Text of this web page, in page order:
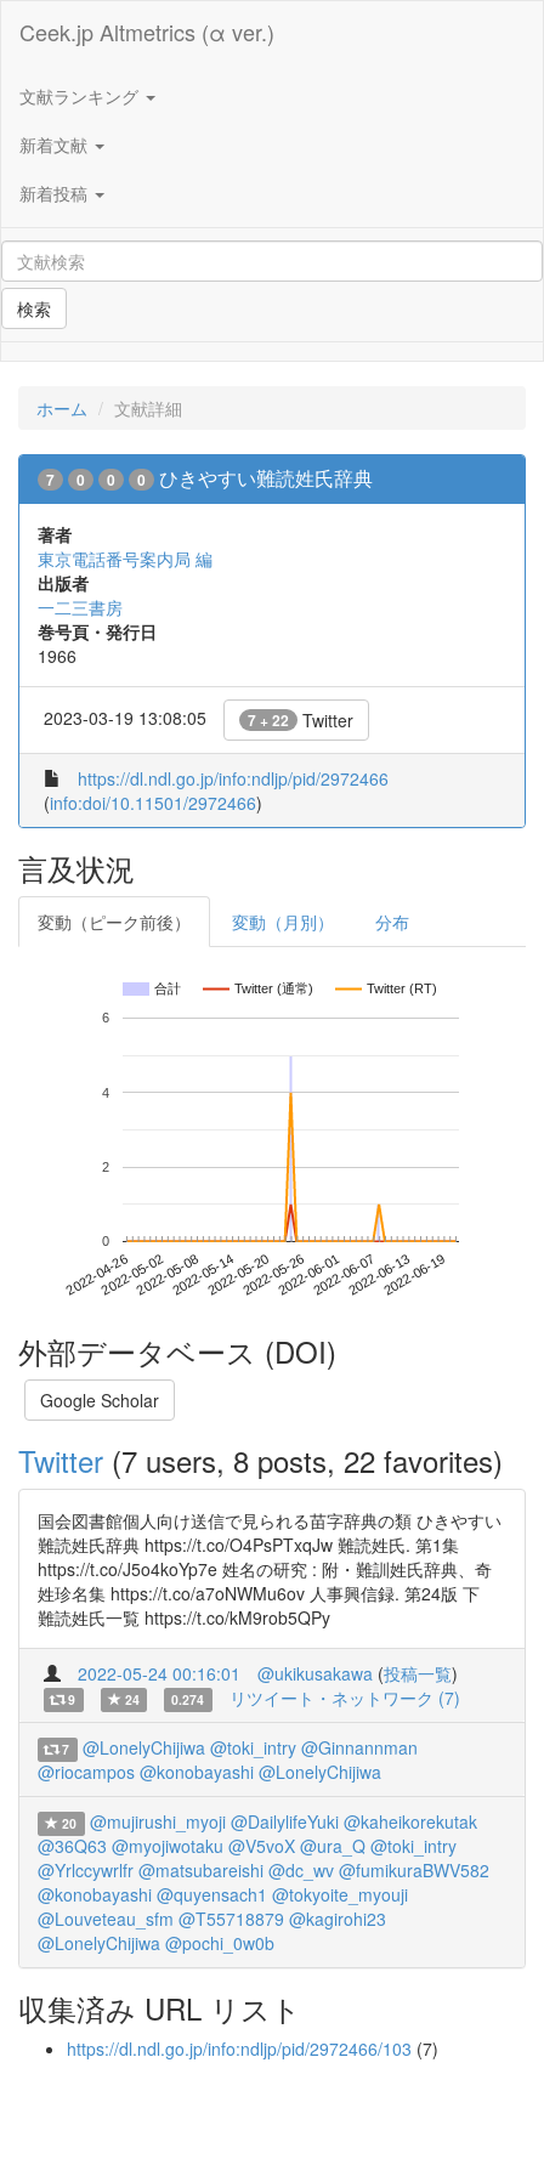
Ceek.jp Altmetrics (α ver.)
文献ランキング
新着文献
新着投稿
検索
ホーム 文献詳細
7 0 0 0 ひきやすい難読姓氏辞典
著者
東京電話番号案内局 編
出版者
一二三書房
巻号頁・発行日
1966
2023-03-19 13:08:05 7 + 22 Twitter
https://dl.ndl.go.jp/info:ndljp/pid/2972466
(info:doi/10.11501/2972466)
言及状況
変動（ピーク前後） 変動（月別） 分布
合計 Twitter (通常) Twitter (RT)
2022-04-262022-05-022022-05-082022-05-142022-05-202022-05-262022-06-012022-06-072022-06-132022-06-19
0
2
4
6
外部データベース (DOI)
Google Scholar
Twitter (7 users, 8 posts, 22 favorites)
国会図書館個人向け送信で見られる苗字辞典の類 ひきやすい
難読姓氏辞典 https://t.co/O4PsPTxqJw 難読姓氏. 第1集
https://t.co/J5o4koYp7e 姓名の研究 : 附・難訓姓氏辞典、奇
姓珍名集 https://t.co/a7oNWMu6ov 人事興信録. 第24版 下
難読姓氏一覧 https://t.co/kM9rob5QPy
2022-05-24 00:16:01 @ukikusakawa (投稿一覧)
9 24 0.274 リツイート・ネットワーク (7)
7 @LonelyChijiwa @toki_intry @Ginnannman
@riocampos @konobayashi @LonelyChijiwa
20 @mujirushi_myoji @DailylifeYuki @kaheikorekutak
@36Q63 @myojiwotaku @V5voX @ura_Q @toki_intry
@Yrlccywrlfr @matsubareishi @dc_wv @fumikuraBWV582
@konobayashi @quyensach1 @tokyoite_myouji
@Louveteau_sfm @T55718879 @kagirohi23
@LonelyChijiwa @pochi_0w0b
収集済み URL リスト
https://dl.ndl.go.jp/info:ndljp/pid/2972466/103 (7)